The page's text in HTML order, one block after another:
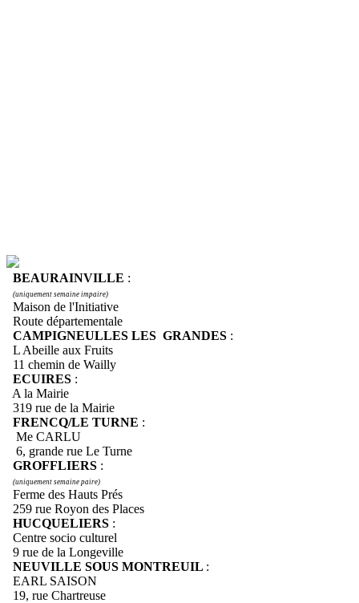
BEAURAINVILLE :
(uniquement semaine impaire)
Maison de l'Initiative
Route départementale
CAMPIGNEULLES LES GRANDES :
L Abeille aux Fruits
11 chemin de Wailly
ECUIRES :
A la Mairie
319 rue de la Mairie
FRENCQ/LE TURNE :
Me CARLU
6, grande rue Le Turne
GROFFLIERS :
(uniquement semaine paire)
Ferme des Hauts Prés
259 rue Royon des Places
HUCQUELIERS :
Centre socio culturel
9 rue de la Longeville
NEUVILLE SOUS MONTREUIL :
EARL SAISON
19, rue Chartreuse